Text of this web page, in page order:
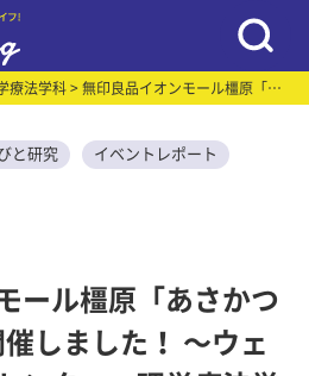
療法学科 > 無印良品イオンモール橿原「あ
！ 〜ウェルネス共創研究センター・理学療
と研究 イベントレポート
ール橿原「あさかつ
しました！ 〜ウェ